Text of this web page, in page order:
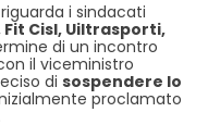
i sindacati
Fit Cisl, Uiltrasporti,
di un incontro
il viceministro
di sospendere lo
proclamato